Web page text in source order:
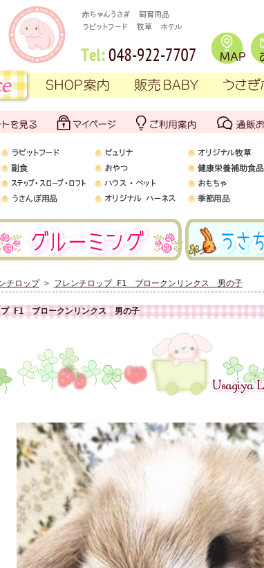
チロップ> フレンチロップ F1 ブロークンリンクス 男の子
プ F1 ブロークンリンクス 男の子